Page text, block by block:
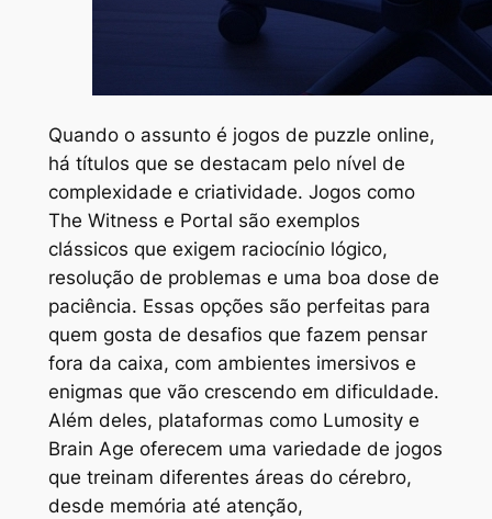
Quando o assunto é jogos de puzzle online,
há títulos que se destacam pelo nível de
complexidade e criatividade. Jogos como
The Witness e Portal são exemplos
clássicos que exigem raciocínio lógico,
resolução de problemas e uma boa dose de
paciência. Essas opções são perfeitas para
quem gosta de desafios que fazem pensar
fora da caixa, com ambientes imersivos e
enigmas que vão crescendo em dificuldade.
Além deles, plataformas como Lumositye
Brain Age oferecem uma variedade de jogos
que treinam diferentes áreas do cérebro,
desde memória até atenção,